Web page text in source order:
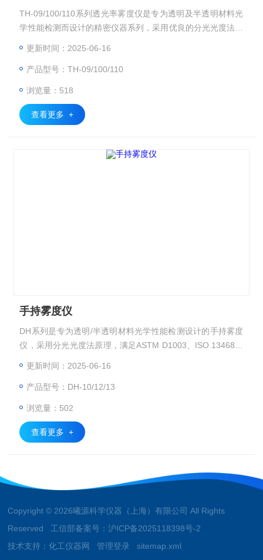
TH-09/100/110系列透光率雾度仪是专为透明及半透明材料光
学性能检测而设计的精密仪器系列，采用优良的分光光度法测
更新时间：2025-06-16
产品型号：TH-09/100/110
浏览量：518
查看更多 +
手持雾度仪
DH系列是专为透明/半透明材料光学性能检测设计的手持雾度
仪，采用分光光度法原理，满足ASTM D1003、ISO 13468等
更新时间：2025-06-16
产品型号：DH-10/12/13
浏览量：502
查看更多 +
Copyright © 2026曦源科学仪器（上海）有限公司 All Rights
Reserved 工信部备案号：沪ICP备2025118398号-2
技术支持：化工仪器网 管理登录 sitemap.xml